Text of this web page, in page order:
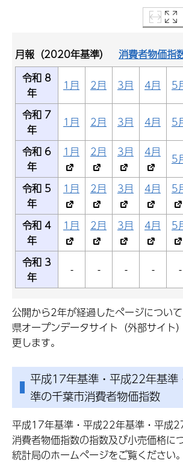
月報（2020年基準） 消費者物価指
令和 8
年
1月 2月 3月 4月 5
令和 7
年
1月 2月 3月 4月 5
令和 6
年
1月 2月 3月 4月 5
令和 5
年
1月 2月 3月 4月 5
令和 4
年
1月 2月 3月 4月 5
令和 3
年
- - - - -
公開から2年が経過したページについ
県オープンデータサイト（外部サイト
更します。
平成17年基準・平成22年基準
準の千葉市消費者物価指数
平成17年基準・平成22年基準・平成
消費者物価指数の指数及び小売価格に
統計局のホームページをご覧ください。